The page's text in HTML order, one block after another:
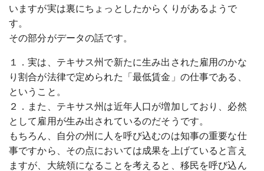
いますが実は裏にちょっとしたからくりがあるようで
す。
その部分がデータの話です。
１．実は、テキサス州で新たに生み出された雇用のかな
り割合が法律で定められた「最低賃金」の仕事である、
ということ。
２．また、テキサス州は近年人口が増加しており、必然
として雇用が生み出されているのだそうです。
もちろん、自分の州に人を呼び込むのは知事の重要な仕
事ですから、その点においては成果を上げていると言え
ますが、大統領になることを考えると、移民を呼び込ん